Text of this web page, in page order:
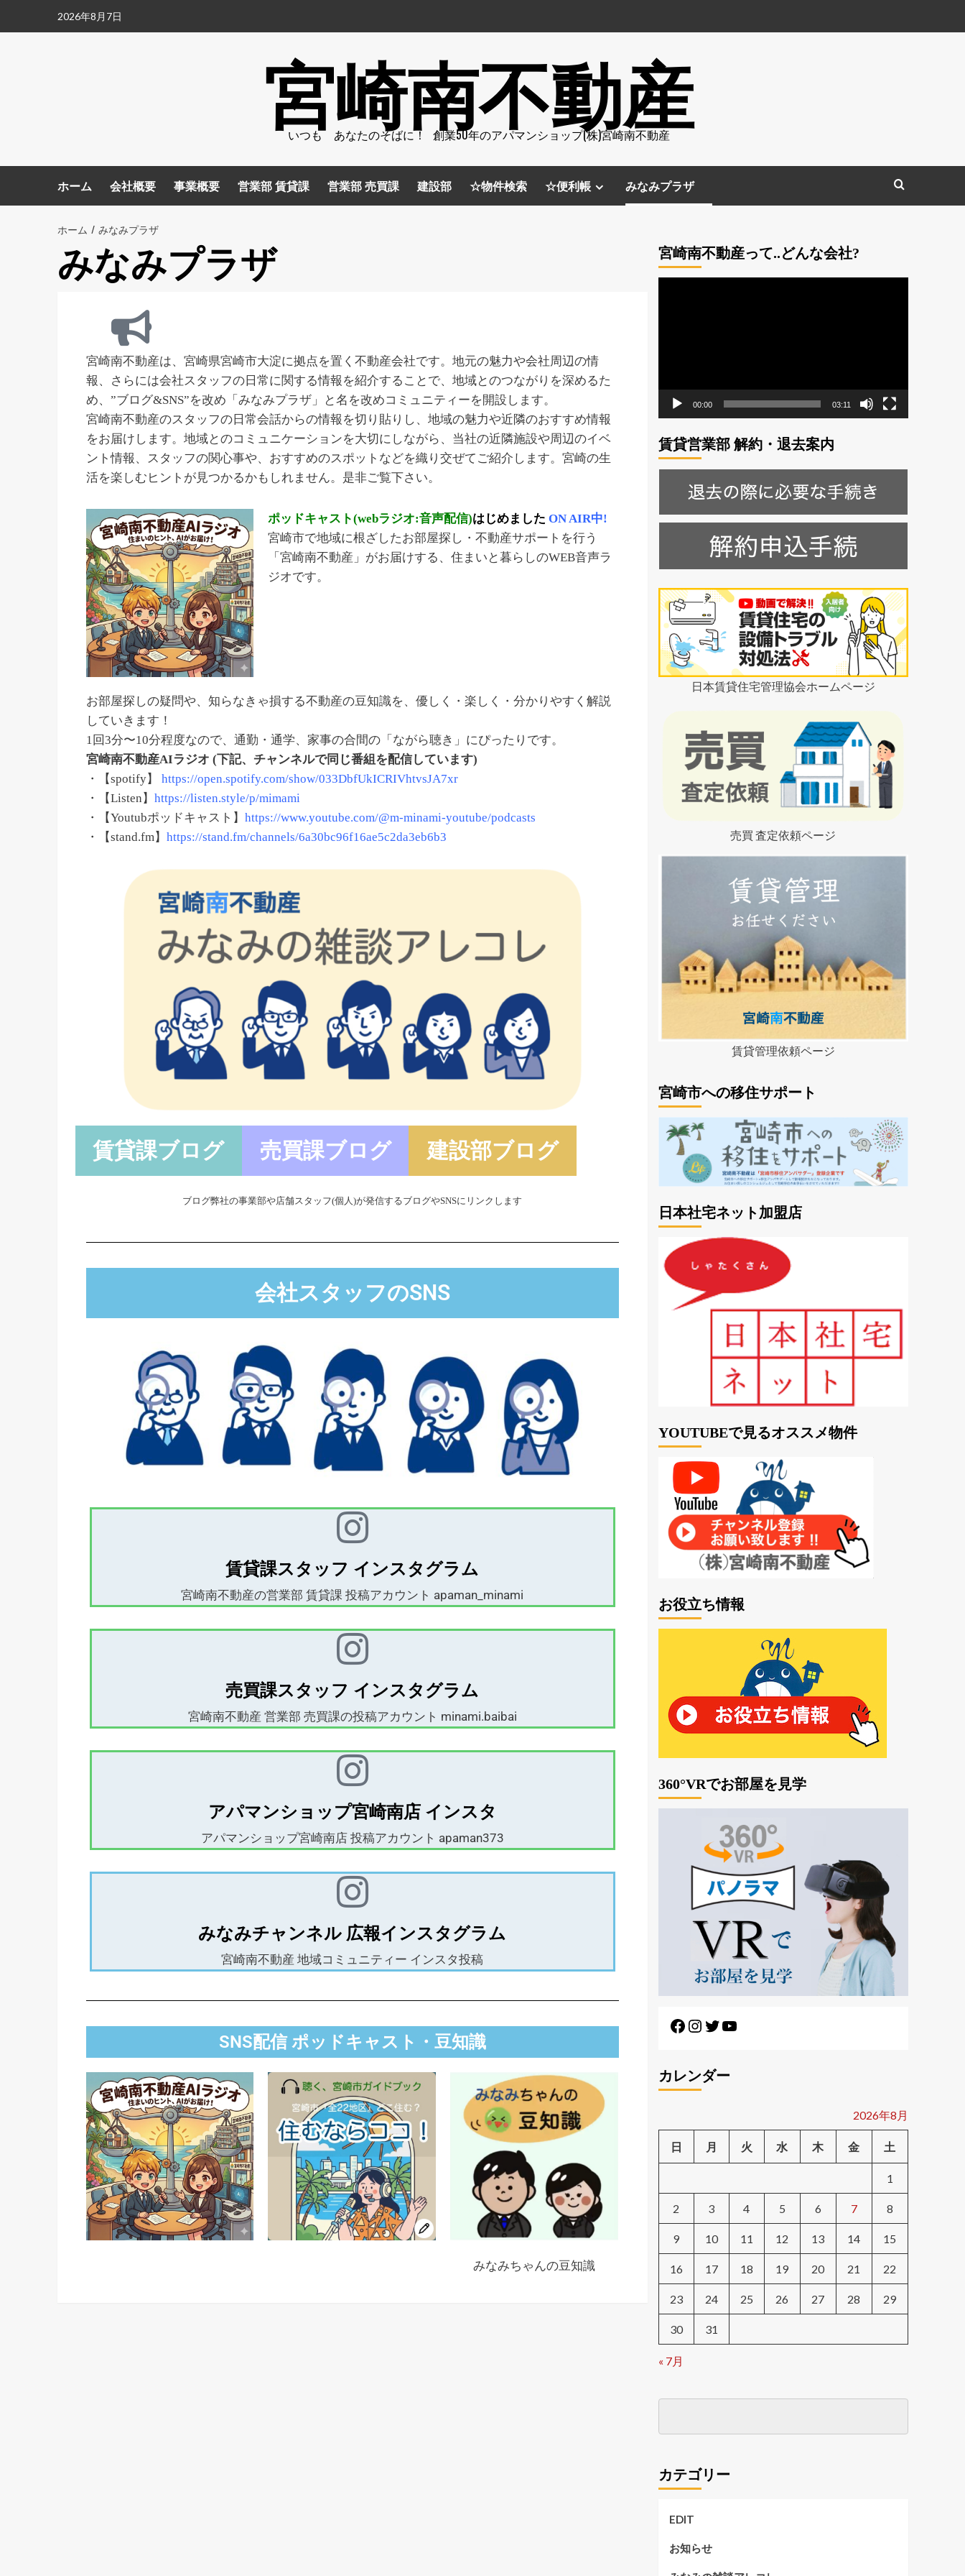
2026年8月7日
宮崎南不動産
いつも あなたのそばに！ 創業50年のアパマンショップ(株)宮崎南不動産
ホーム 会社概要 事業概要 営業部 賃貸課 営業部 売買課 建設部 ☆物件検索 ☆便利帳 みなみプラザ
ホーム みなみプラザ
みなみプラザ
宮崎南不動産は、宮崎県宮崎市大淀に拠点を置く不動産会社です。地元の魅力や会社周辺の情
報、さらには会社スタッフの日常に関する情報を紹介することで、地域とのつながりを深めるた
め、”ブログ&SNS”を改め「みなみプラザ」と名を改めコミュニティーを開設します。
宮崎南不動産のスタッフの日常会話からの情報を切り貼りし、地域の魅力や近隣のおすすめ情報
をお届けします。地域とのコミュニケーションを大切にしながら、当社の近隣施設や周辺のイベ
ント情報、スタッフの関心事や、おすすめのスポットなどを織り交ぜてご紹介します。宮崎の生
活を楽しむヒントが見つかるかもしれません。是非ご覧下さい。
ポッドキャスト(webラジオ:音声配信)はじめました ON AIR中!
宮崎市で地域に根ざしたお部屋探し・不動産サポートを行う
「宮崎南不動産」がお届けする、住まいと暮らしのWEB音声ラ
ジオです。
お部屋探しの疑問や、知らなきゃ損する不動産の豆知識を、優しく・楽しく・分かりやすく解説
していきます！
1回3分〜10分程度なので、通勤・通学、家事の合間の「ながら聴き」にぴったりです。
宮崎南不動産AIラジオ (下記、チャンネルで同じ番組を配信しています)
・【spotify】 https://open.spotify.com/show/033DbfUkICRIVhtvsJA7xr
・【Listen】 https://listen.style/p/mimami
・【Youtubポッドキャスト】 https://www.youtube.com/@m-minami-youtube/podcasts
・【stand.fm】 https://stand.fm/channels/6a30bc96f16ae5c2da3eb6b3
賃貸課ブログ 売買課ブログ 建設部ブログ
ブログ弊社の事業部や店舗スタッフ(個人)が発信するブログやSNSにリンクします
会社スタッフのSNS
賃貸課スタッフ インスタグラム
宮崎南不動産の営業部 賃貸課 投稿アカウント apaman_minami
売買課スタッフ インスタグラム
宮崎南不動産 営業部 売買課の投稿アカウント minami.baibai
アパマンショップ宮崎南店 インスタ
アパマンショップ宮崎南店 投稿アカウント apaman373
みなみチャンネル 広報インスタグラム
宮崎南不動産 地域コミュニティー インスタ投稿
SNS配信 ポッドキャスト・豆知識
みなみちゃんの豆知識
宮崎南不動産って..どんな会社?
ー
00:00 03:11
賃貸営業部 解約・退去案内
日本賃貸住宅管理協会ホームページ
売買 査定依頼ページ
賃貸管理依頼ページ
宮崎市への移住サポート
日本社宅ネット加盟店
YOUTUBEで見るオススメ物件
お役立ち情報
360°VRでお部屋を見学
カレンダー
2026年8月
日 月 火 水 木 金 土
1
2 3 4 5 6 7 8
9 10 11 12 13 14 15
16 17 18 19 20 21 22
23 24 25 26 27 28 29
30 31
« 7月
カテゴリー
EDIT
お知らせ